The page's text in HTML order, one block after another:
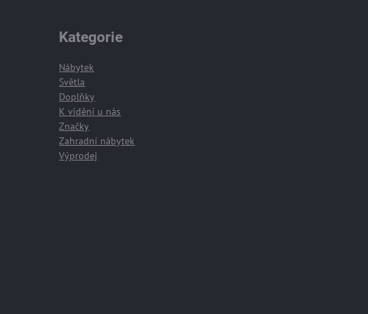
Kategorie
Nábytek
Světla
Doplňky
K vidění u nás
Značky
Zahradní nábytek
Výprodej